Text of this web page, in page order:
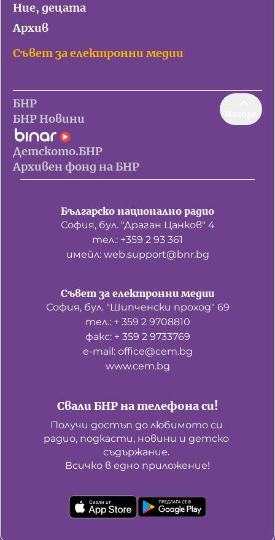
Ние, децата
Архив
Съвет за електронни медии
БНР
БНР Новини
Детското.БНР
Архивен фонд на БНР
Българско национално радио
София, бул. "Драган Цанков" 4
тел.: +359 2 93 361
имейл: web.support@bnr.bg
Свали БНР на телефона си!
Получи достъп до любимото си
радио, подкасти, новини и детско
съдържание.
Всичко в едно приложение!
Съвет за електронни медии
София, бул. "Шипченски проход" 69
тел.: + 359 2 9708810
факс: + 359 2 9733769
е-mail: office@cem.bg
www.cem.bg